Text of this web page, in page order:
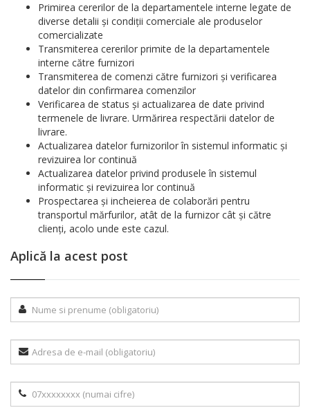
Primirea cererilor de la departamentele interne legate de
diverse detalii și condiții comerciale ale produselor
comercializate
Transmiterea cererilor primite de la departamentele
interne către furnizori
Transmiterea de comenzi către furnizori și verificarea
datelor din confirmarea comenzilor
Verificarea de status și actualizarea de date privind
termenele de livrare. Urmărirea respectării datelor de
livrare.
Actualizarea datelor furnizorilor în sistemul informatic și
revizuirea lor continuă
Actualizarea datelor privind produsele în sistemul
informatic și revizuirea lor continuă
Prospectarea și incheierea de colaborări pentru
transportul mărfurilor, atât de la furnizor cât și către
clienți, acolo unde este cazul.
Aplică la acest post